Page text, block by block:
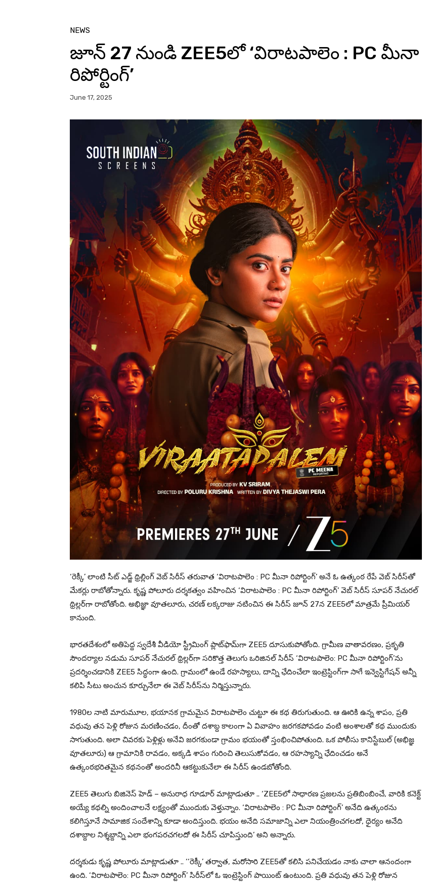
NEWS
జూన్ 27 నుండి ZEE5లో ‘విరాటపాలెం : PC మీనా
రిపోర్టింగ్’
June 17, 2025
‘రెక్కీ’ లాంటి సీట్ ఎడ్జ్ థ్రిల్లింగ్ వెబ్ సిరీస్ తరువాత ‘విరాటపాలెం : PC మీనా రిపోర్టింగ్’ అనే ఓ ఉత్కంఠ రేపే వెబ్ సిరీస్‌తో
మేకర్లు రాబోతోన్నారు. కృష్ణ పోలూరు దర్శకత్వం వహించిన ‘విరాటపాలెం : PC మీనా రిపోర్టింగ్’ వెబ్ సిరీస్ సూపర్ నేచురల్
థ్రిల్లర్‌గా రాబోతోంది. అభిజ్ఞా వూతలూరు, చరణ్ లక్కరాజు నటించిన ఈ సిరీస్ జూన్ 27న ZEE5లో మాత్రమే ప్రీమియర్
కానుంది.
భారతదేశంలో అతిపెద్ద స్వదేశీ వీడియో స్ట్రీమింగ్ ప్లాట్‌ఫామ్‌‌గా ZEE5 దూసుకుపోతోంది. గ్రామీణ వాతావరణం, ప్రకృతి
సౌందర్యాల నడుమ సూపర్ నేచురల్ థ్రిల్లర్‌గా సరికొత్త తెలుగు ఒరిజినల్ సిరీస్ ‘విరాటపాలెం: PC మీనా రిపోర్టింగ్’ను
ప్రదర్శించడానికి ZEE5 సిద్ధంగా ఉంది. గ్రామంలో ఉండే రహస్యాలు, దాన్ని ఛేదించేలా ఇంట్రెస్టింగ్‌గా సాగే ఇన్వెస్టిగేషన్ అన్నీ
కలిపి సీటు అంచున కూర్చునేలా ఈ వెబ్ సిరీస్‌ను నిర్మిస్తున్నారు.
1980ల నాటి మారుమూల, భయానక గ్రామమైన విరాటపాలెం చుట్టూ ఈ కథ తిరుగుతుంది. ఆ ఊరికి ఉన్న శాపం, ప్రతి
వధువు తన పెళ్లి రోజున మరణించడం, దీంతో దశాబ్ద కాలంగా ఏ వివాహం జరగకపోవడం వంటి అంశాలతో కథ ముందుకు
సాగుతుంది. అలా చివరకు పెళ్లిళ్లు అనేవి జరగకుండా గ్రామం భయంతో స్తంభించిపోతుంది. ఒక పోలీసు కానిస్టేబుల్ (అభిజ్ఞ
వూతలూరు) ఆ గ్రామానికి రావడం, అక్కడి శాపం గురించి తెలుసుకోవడం, ఆ రహస్యాన్ని ఛేదించడం అనే
ఉత్కంఠభరితమైన కథనంతో అందరినీ ఆకట్టుకునేలా ఈ సిరీస్ ఉండబోతోంది.
ZEE5 తెలుగు బిజినెస్ హెడ్ – అనురాధ గూడూర్ మాట్లాడుతూ .. ‘ZEE5లో సాధారణ ప్రజలను ప్రతిబింబించే, వారికి కనెక్ట్
అయ్యే కథల్ని అందించాలనే లక్ష్యంతో ముందుకు వెళ్తున్నాం. ‘విరాటపాలెం : PC మీనా రిపోర్టింగ్’ అనేది ఉత్కంఠను
కలిగిస్తూనే సామాజిక సందేశాన్ని కూడా అందిస్తుంది. భయం అనేది సమాజాన్ని ఎలా నియంత్రించగలదో, ధైర్యం అనేది
దశాబ్దాల నిశ్శబ్దాన్ని ఎలా భంగపరచగలదో ఈ సిరీస్ చూపిస్తుంది’ అని అన్నారు.
దర్శకుడు కృష్ణ పోలూరు మాట్లాడుతూ .. ‘‘రెక్కీ’ తర్వాత, మరోసారి ZEE5తో కలిసి పనిచేయడం నాకు చాలా ఆనందంగా
ఉంది. ‘విరాటపాలెం: PC మీనా రిపోర్టింగ్’ సిరీస్‌లో ఓ ఇంట్రెస్టింగ్ పాయింట్ ఉంటుంది. ప్రతి వధువు తన పెళ్లి రోజున